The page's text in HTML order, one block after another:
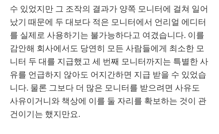
수 있었지만 그 조작의 결과가 양쪽 모니터에 걸쳐 일어
났기 때문에 두 대보다 적은 모니터에서 언리얼 에디터
를 실제로 사용하기는 불가능하다고 여겼습니다. 이를
감안해 회사에서도 당연히 모든 사람들에게 최소한 모
니터 두 대를 지급했고 세 번째 모니터까지는 특별한 사
유를 언급하지 않아도 어지간하면 지급 받을 수 있었습
니다. 물론 그보다 더 많은 모니터를 받으려면 사유도
사유이거니와 책상에 이를 둘 자리를 확보하는 것이 관
건이기는 했지만요.